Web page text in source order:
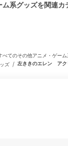
ム系グッズを関連カ
べてのその他アニメ・ゲー
ズ / 左ききのエレン アク